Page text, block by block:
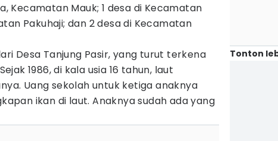
Kecamatan Mauk; 1 desa di Kecamatan
Pakuhaji; dan 2 desa di Kecamatan
Desa Tanjung Pasir, yang turut terkena
1986, di kala usia 16 tahun, laut
Uang sekolah untuk ketiga anaknya
ikan di laut. Anaknya sudah ada yang
Tonton